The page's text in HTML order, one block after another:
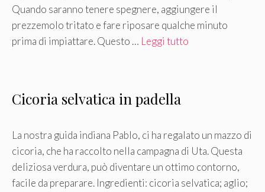
Quando saranno tenere spegnere, aggiungere il
prezzemolo tritato e fare riposare qualche minuto
prima di impiattare. Questo … Leggi tutto
Cicoria selvatica in padella
La nostra guida indiana Pablo, ci ha regalato un mazzo di
cicoria, che ha raccolto nella campagna di Uta. Questa
deliziosa verdura, può diventare un ottimo contorno,
facile da preparare. Ingredienti: cicoria selvatica; aglio;